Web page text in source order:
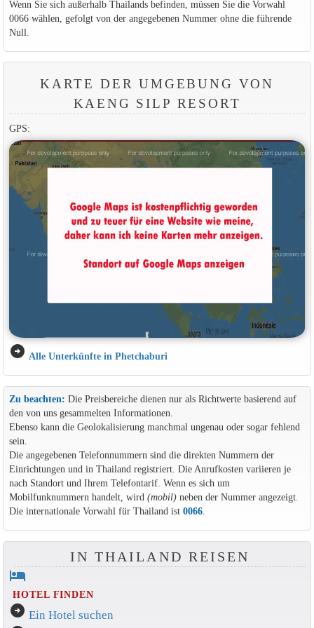
Wenn Sie sich außerhalb Thailands befinden, müssen Sie die Vorwahl
0066 wählen, gefolgt von der angegebenen Nummer ohne die führende
Null.
KARTE DER UMGEBUNG VON
KAENG SILP RESORT
GPS:
arrow_circle_right Alle Unterkünfte in Phetchaburi
Zu beachten: Die Preisbereiche dienen nur als Richtwerte basierend auf
den von uns gesammelten Informationen.
Ebenso kann die Geolokalisierung manchmal ungenau oder sogar fehlend
sein.
Die angegebenen Telefonnummern sind die direkten Nummern der
Einrichtungen und in Thailand registriert. Die Anrufkosten variieren je
nach Standort und Ihrem Telefontarif. Wenn es sich um
Mobilfunknummern handelt, wird (mobil)neben der Nummer angezeigt.
Die internationale Vorwahl für Thailand ist 0066.
IN THAILAND REISEN
hotel
HOTEL FINDEN
arrow_circle_right Ein Hotel suchen